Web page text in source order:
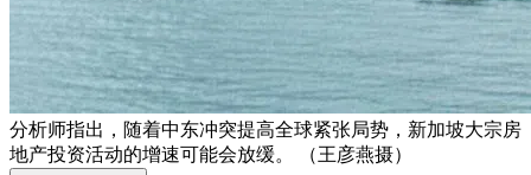
分析师指出，随着中东冲突提高全球紧张局势，新加坡大宗房
地产投资活动的增速可能会放缓。 （王彦燕摄）